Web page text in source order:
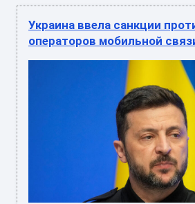
Украина ввела санкции
операторов мобильной